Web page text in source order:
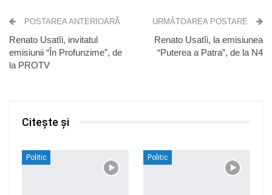
POSTAREA ANTERIOARĂ
Renato Usatîi, invitatul
emisiunii “În Profunzime”, de
la PROTV
URMĂTOAREA POSTARE
Renato Usatîi, la emisiunea
“Puterea a Patra”, de la N4
Citește și
Politic Politic